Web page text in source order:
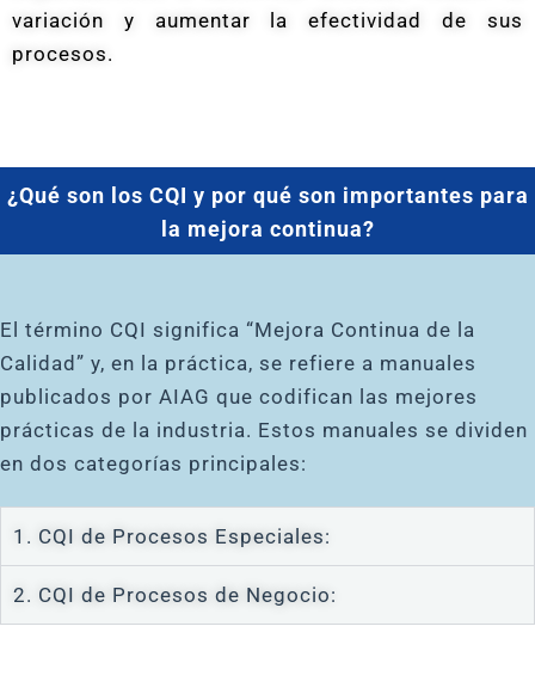
variación y aumentar la efectividad de sus
procesos.
¿Qué son los CQI y por qué son importantes para
la mejora continua?
El término CQI significa “Mejora Continua de la
Calidad” y, en la práctica, se refiere a manuales
publicados por AIAG que codifican las mejores
prácticas de la industria. Estos manuales se dividen
en dos categorías principales:
1. CQI de Procesos Especiales:
2. CQI de Procesos de Negocio: